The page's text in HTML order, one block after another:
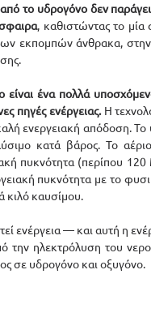
το υδρογόνο δεν
, καθιστώντας το μία
εκπομπών άνθρακα,
ένα πολλά
πηγές ενέργειας. Η
ενεργειακή απόδοση. Το
κατά βάρος. Το
πυκνότητα (περίπου
πυκνότητα με το
κιλό καυσίμου.
— και αυτή η
την ηλεκτρόλυση του
σε υδρογόνο και οξυγόνο.